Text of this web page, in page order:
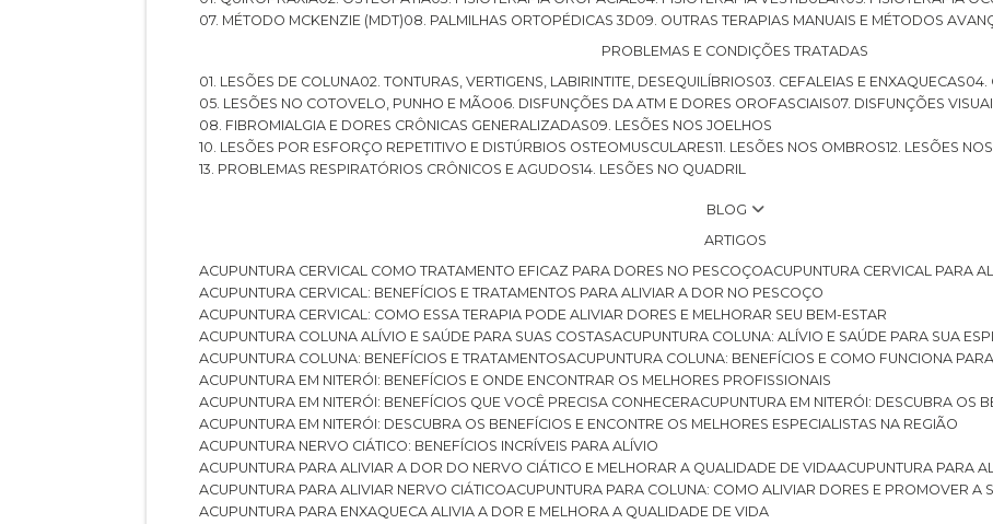
07. MÉTODO MCKENZIE (MDT)
08. PALMILHAS ORTOPÉDICAS 3D
09. OUTRAS TERAPIAS MANUAIS E MÉTODOS
PROBLEMAS E CONDIÇÕES TRATADAS
01. LESÕES DE COLUNA
02. TONTURAS, VERTIGENS, LABIRINTITE, DESEQUILÍBRIOS 03. CEFALEIAS E ENXAQUECAS
05. LESÕES NO COTOVELO, PUNHO E MÃO
06. DISFUNÇÕES DA ATM E DORES OROFASCIAIS
07. DISFUNÇÕES
08. FIBROMIALGIA E DORES CRÔNICAS GENERALIZADAS
09. LESÕES NOS JOELHOS
10. LESÕES POR ESFORÇO REPETITIVO E DISTÚRBIOS OSTEOMUSCULARES 11. LESÕES NOS OMBROS 12. LESÕES
13. PROBLEMAS RESPIRATÓRIOS CRÔNICOS E AGUDOS 14. LESÕES NO QUADRIL
BLOG
ARTIGOS
ACUPUNTURA CERVICAL COMO TRATAMENTO EFICAZ PARA DORES NO PESCOÇO
ACUPUNTURA CERVICAL PARA
ACUPUNTURA CERVICAL: BENEFÍCIOS E TRATAMENTOS PARA ALIVIAR A DOR NO PESCOÇO
ACUPUNTURA CERVICAL: COMO ESSA TERAPIA PODE ALIVIAR DORES E MELHORAR SEU BEM-ESTAR
ACUPUNTURA COLUNA ALÍVIO E SAÚDE PARA SUAS COSTAS
ACUPUNTURA COLUNA: ALÍVIO E SAÚDE PARA SUA
ACUPUNTURA COLUNA: BENEFÍCIOS E TRATAMENTOS
ACUPUNTURA COLUNA: BENEFÍCIOS E COMO FUNCIONA
ACUPUNTURA EM NITERÓI: BENEFÍCIOS E ONDE ENCONTRAR OS MELHORES PROFISSIONAIS
ACUPUNTURA EM NITERÓI: BENEFÍCIOS QUE VOCÊ PRECISA CONHECER
ACUPUNTURA EM NITERÓI: DESCUBRA OS
ACUPUNTURA EM NITERÓI: DESCUBRA OS BENEFÍCIOS E ENCONTRE OS MELHORES ESPECIALISTAS NA REGIÃO
ACUPUNTURA NERVO CIÁTICO: BENEFÍCIOS INCRÍVEIS PARA ALÍVIO
ACUPUNTURA PARA ALIVIAR A DOR DO NERVO CIÁTICO E MELHORAR A QUALIDADE DE VIDA
ACUPUNTURA PARA
ACUPUNTURA PARA ALIVIAR NERVO CIÁTICO
ACUPUNTURA PARA COLUNA: COMO ALIVIAR DORES E PROMOVER A
ACUPUNTURA PARA ENXAQUECA ALIVIA A DOR E MELHORA A QUALIDADE DE VIDA